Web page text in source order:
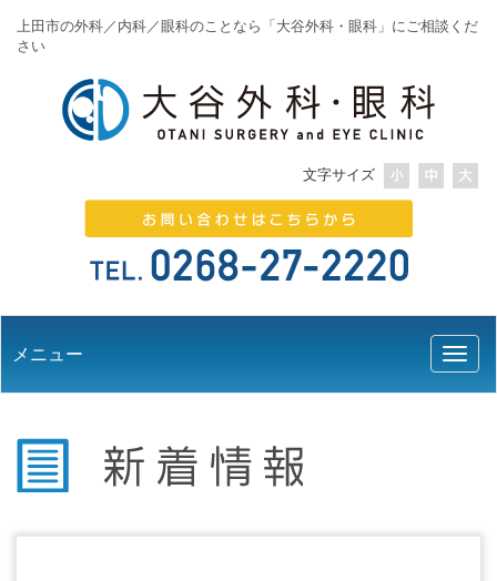
上田市の外科／内科／眼科のことなら「大谷外科・眼科」にご相談くだ
さい
文字サイズ
メニュー